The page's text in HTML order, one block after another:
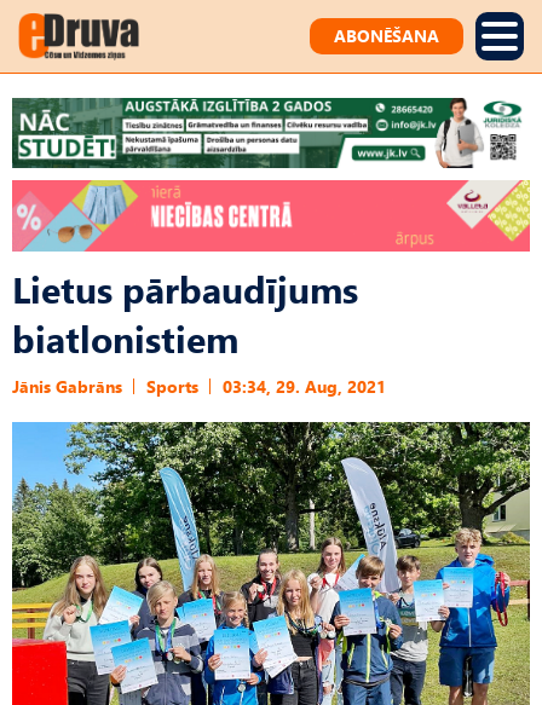
ABONĒŠANA
Lietus pārbaudījums
biatlonistiem
Jānis Gabrāns Sports 03:34, 29. Aug, 2021